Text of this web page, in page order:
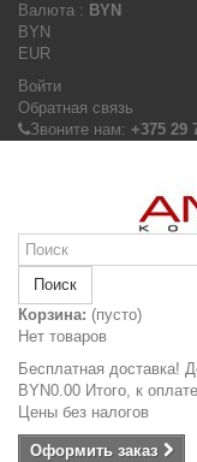
Валюта : BYN
BYN
EUR
Войти
Обратная связь
Звоните нам: +375 29
Поиск
Корзина: (пусто)
Нет товаров
Бесплатная доставка!
BYN0.00 Итого, к
Цены без налогов
Оформить заказ